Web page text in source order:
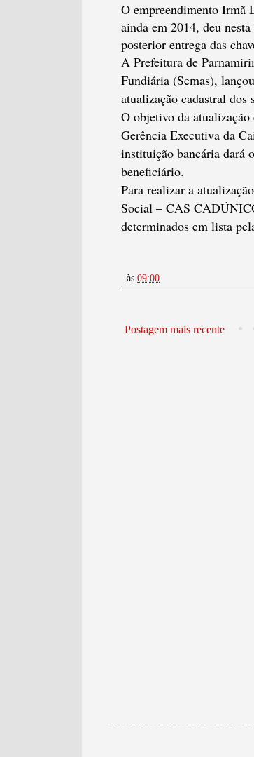
O empreendimento Irmã
ainda em 2014, deu
posterior entrega das
A Prefeitura de
Fundiária (Semas),
atualização cadastral dos
O objetivo da atualização
Gerência Executiva da
instituição bancária dará
beneficiário.
Para realizar a
Social – CAS
determinados em lista
às 09:00
Postagem mais recente